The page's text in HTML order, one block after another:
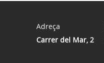
Adreça
Carrer del Mar, 2